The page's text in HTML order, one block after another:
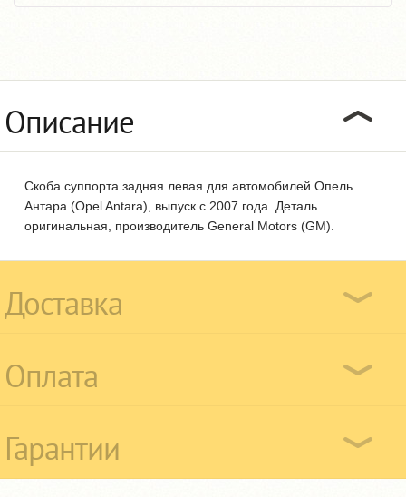
Описание
Cкоба суппорта задняя левая для автомобилей Опель
Антара (Opel Antara), выпуск с 2007 года. Деталь
оригинальная, производитель General Motors (GM).
Доставка
Оплата
Гарантии